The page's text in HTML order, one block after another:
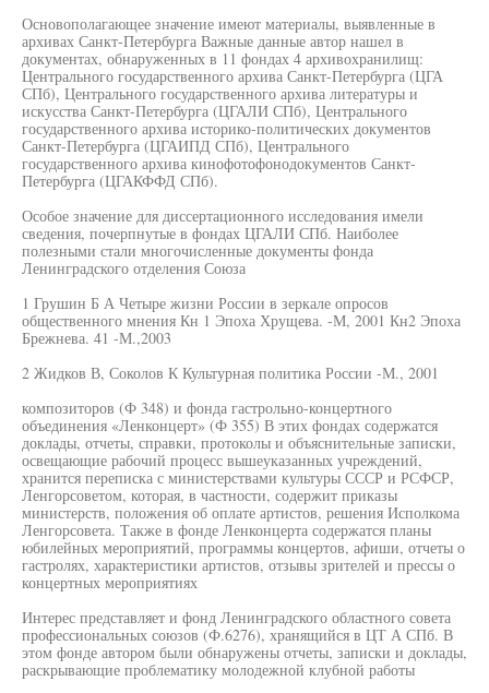
Основополагающее значение имеют материалы, выявленные в
архивах Санкт-Петербурга Важные данные автор нашел в
документах, обнаруженных в 11 фондах 4 архивохранилищ:
Центрального государственного архива Санкт-Петербурга (ЦГА
СПб), Центрального государственного архива литературы и
искусства Санкт-Петербурга (ЦГАЛИ СПб), Центрального
государственного архива историко-политических документов
Санкт-Петербурга (ЦГАИПД СПб), Центрального
государственного архива кинофотофонодокументов Санкт-
Петербурга (ЦГАКФФД СПб).
Особое значение для диссертационного исследования имели
сведения, почерпнутые в фондах ЦГАЛИ СПб. Наиболее
полезными стали многочисленные документы фонда
Ленинградского отделения Союза
1 Грушин Б А Четыре жизни России в зеркале опросов
общественного мнения Кн 1 Эпоха Хрущева. -М, 2001 Кн2 Эпоха
Брежнева. 41 -М.,2003
2 Жидков В, Соколов К Культурная политика России -М., 2001
композиторов (Ф 348) и фонда гастрольно-концертного
объединения «Ленконцерт» (Ф 355) В этих фондах содержатся
доклады, отчеты, справки, протоколы и объяснительные записки,
освещающие рабочий процесс вышеуказанных учреждений,
хранится переписка с министерствами культуры СССР и РСФСР,
Ленгорсоветом, которая, в частности, содержит приказы
министерств, положения об оплате артистов, решения Исполкома
Ленгорсовета. Также в фонде Ленконцерта содержатся планы
юбилейных мероприятий, программы концертов, афиши, отчеты о
гастролях, характеристики артистов, отзывы зрителей и прессы о
концертных мероприятиях
Интерес представляет и фонд Ленинградского областного совета
профессиональных союзов (Ф.6276), хранящийся в ЦТ А СПб. В
этом фонде автором были обнаружены отчеты, записки и доклады,
раскрывающие проблематику молодежной клубной работы